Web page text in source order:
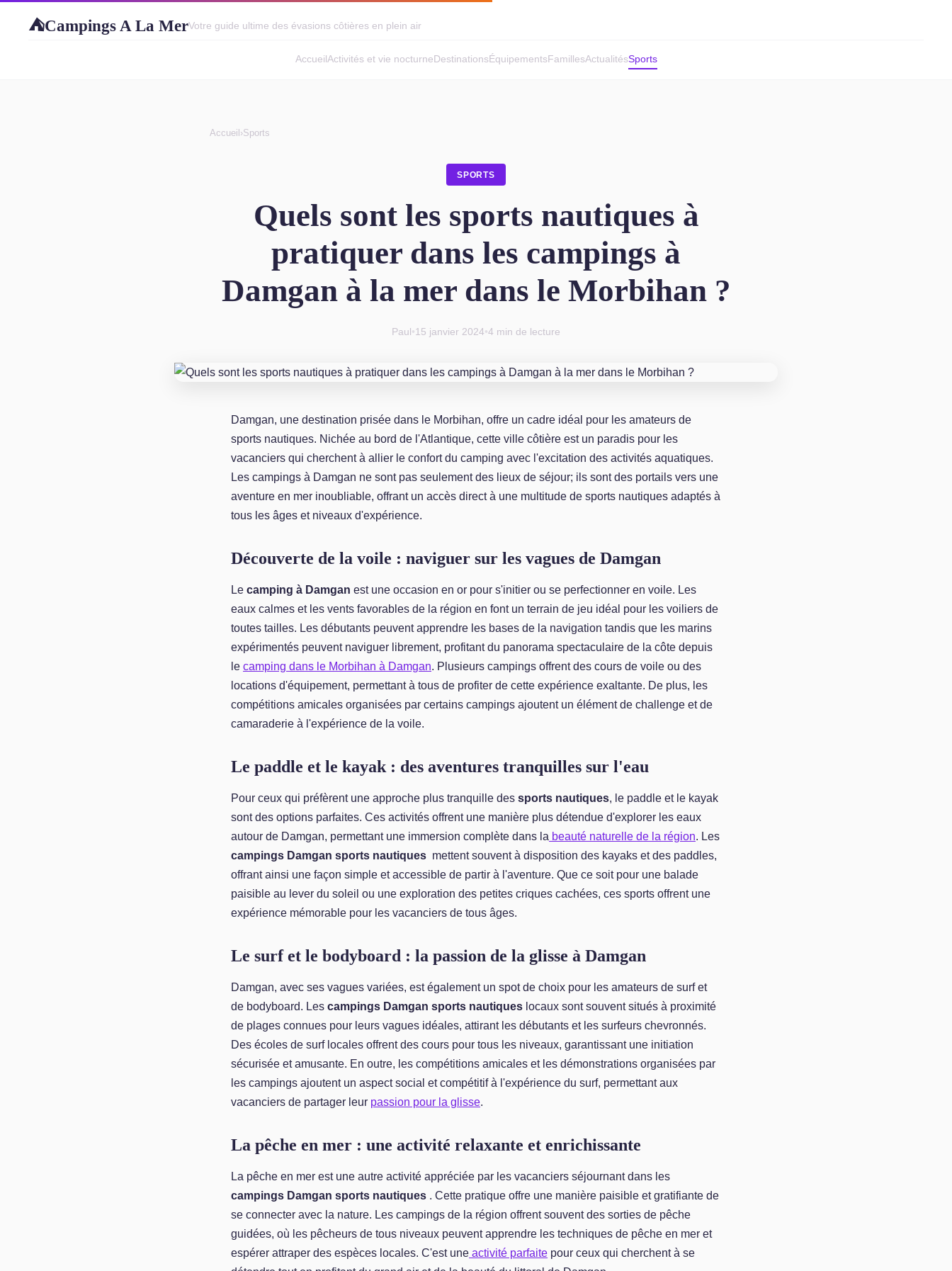
⛺Campings A La MerVotre guide ultime des évasions côtières en plein air
AccueilActivités et vie nocturneDestinationsÉquipementsFamillesActualitésSports
Accueil ›Sports
SPORTS
Quels sont les sports nautiques à
pratiquer dans les campings à
Damgan à la mer dans le Morbihan ?
Paul•15 janvier 2024•4 min de lecture
Damgan, une destination prisée dans le Morbihan, offre un cadre idéal pour les amateurs de
sports nautiques. Nichée au bord de l'Atlantique, cette ville côtière est un paradis pour les
vacanciers qui cherchent à allier le confort du camping avec l'excitation des activités aquatiques.
Les campings à Damgan ne sont pas seulement des lieux de séjour; ils sont des portails vers une
aventure en mer inoubliable, offrant un accès direct à une multitude de sports nautiques adaptés à
tous les âges et niveaux d'expérience.
Découverte de la voile : naviguer sur les vagues de Damgan
Le camping à Damgan est une occasion en or pour s'initier ou se perfectionner en voile. Les
eaux calmes et les vents favorables de la région en font un terrain de jeu idéal pour les voiliers de
toutes tailles. Les débutants peuvent apprendre les bases de la navigation tandis que les marins
expérimentés peuvent naviguer librement, profitant du panorama spectaculaire de la côte depuis
le camping dans le Morbihan à Damgan. Plusieurs campings offrent des cours de voile ou des
locations d'équipement, permettant à tous de profiter de cette expérience exaltante. De plus, les
compétitions amicales organisées par certains campings ajoutent un élément de challenge et de
camaraderie à l'expérience de la voile.
Le paddle et le kayak : des aventures tranquilles sur l'eau
Pour ceux qui préfèrent une approche plus tranquille des sports nautiques, le paddle et le kayak
sont des options parfaites. Ces activités offrent une manière plus détendue d'explorer les eaux
autour de Damgan, permettant une immersion complète dans la beauté naturelle de la région. Les
campings Damgan sports nautiques mettent souvent à disposition des kayaks et des paddles,
offrant ainsi une façon simple et accessible de partir à l'aventure. Que ce soit pour une balade
paisible au lever du soleil ou une exploration des petites criques cachées, ces sports offrent une
expérience mémorable pour les vacanciers de tous âges.
Le surf et le bodyboard : la passion de la glisse à Damgan
Damgan, avec ses vagues variées, est également un spot de choix pour les amateurs de surf et
de bodyboard. Les campings Damgan sports nautiques locaux sont souvent situés à proximité
de plages connues pour leurs vagues idéales, attirant les débutants et les surfeurs chevronnés.
Des écoles de surf locales offrent des cours pour tous les niveaux, garantissant une initiation
sécurisée et amusante. En outre, les compétitions amicales et les démonstrations organisées par
les campings ajoutent un aspect social et compétitif à l'expérience du surf, permettant aux
vacanciers de partager leur passion pour la glisse.
La pêche en mer : une activité relaxante et enrichissante
La pêche en mer est une autre activité appréciée par les vacanciers séjournant dans les
campings Damgan sports nautiques . Cette pratique offre une manière paisible et gratifiante de
se connecter avec la nature. Les campings de la région offrent souvent des sorties de pêche
guidées, où les pêcheurs de tous niveaux peuvent apprendre les techniques de pêche en mer et
espérer attraper des espèces locales. C'est une activité parfaite pour ceux qui cherchent à se